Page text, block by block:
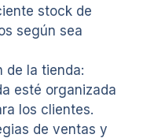
stock de
según sea
de la tienda:
esté organizada
los clientes.
de ventas y